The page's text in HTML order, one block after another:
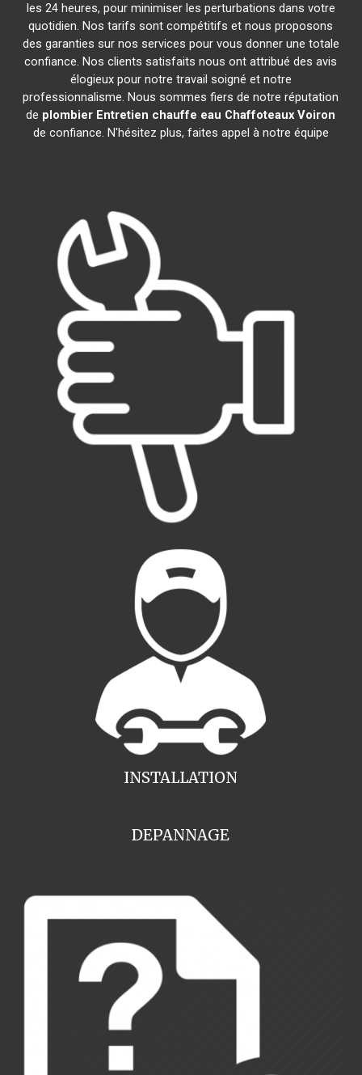
les 24 heures, pour minimiser les perturbations dans votre
quotidien. Nos tarifs sont compétitifs et nous proposons
des garanties sur nos services pour vous donner une totale
confiance. Nos clients satisfaits nous ont attribué des avis
élogieux pour notre travail soigné et notre
professionnalisme. Nous sommes fiers de notre réputation
de plombier Entretien chauffe eau Chaffoteaux Voiron
de confiance. N'hésitez plus, faites appel à notre équipe
INSTALLATION
DEPANNAGE